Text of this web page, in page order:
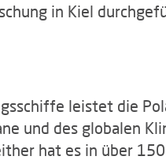
in Kiel
leistet die
und des globalen
hat es in über